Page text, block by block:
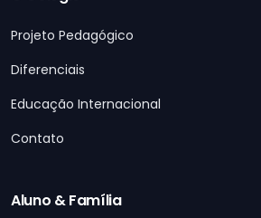
Projeto Pedagógico
Diferenciais
Educação Internacional
Contato
Aluno & Família